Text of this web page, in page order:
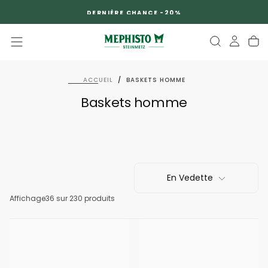
DERNIÈRE CHANCE -20%
ACCUEIL / BASKETS HOMME
Baskets homme
En Vedette
Affichage36 sur 230 produits